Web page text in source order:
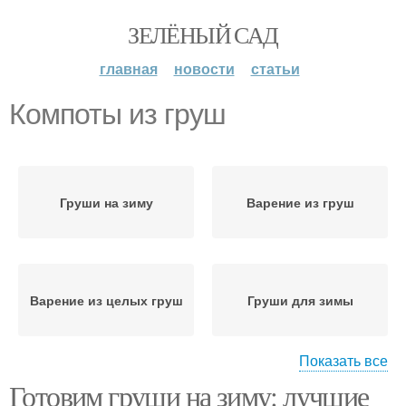
ЗЕЛЁНЫЙ САД
главная новости статьи
Компоты из груш
Груши на зиму Варение из груш
Варение из целых груш Груши для зимы
Компот из груш
Показать все
Готовим груши на зиму: лучшие